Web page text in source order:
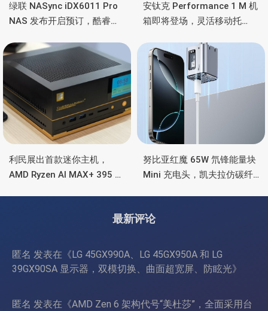
绿联 NASync iDX6011 Pro
NAS 发布开启预订，酷睿
雷电4、OCuLink
安钛克 Performance 1 M 机
箱即将登场，灵活移动托
4090/RTX 5090
利民展出首款迷你主机，
AMD Ryzen AI MAX+ 395 处
努比亚红魔 65W 氘锋能量块
Mini 充电头，凯夫拉仿碳纤
最新评论
匿名 发表在《 LG 45GX990A、LG 45GX950A 和 LG
39GX90SA 显示器，双模切换、曲面超宽屏、防眩光》
匿名 发表在《AMD Zen 6 架构代号“美杜莎”，全面采用台